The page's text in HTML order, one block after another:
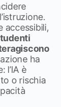
accessibili,
ha
l’IA è
o rischia